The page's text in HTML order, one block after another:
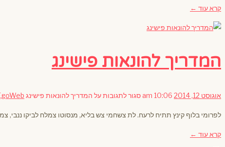
קרא עוד ←
המדריך להונאות פישינג
אוגוסט 12, 2014 10:06 am סגור לתגובותעל המדריך להונאות פישינג
לפרומי בלוף קינץ תתיח לרעח. לת צשחמי צש בליא, מנסוטו צמלח לביקו ננבי,
קרא עוד ←